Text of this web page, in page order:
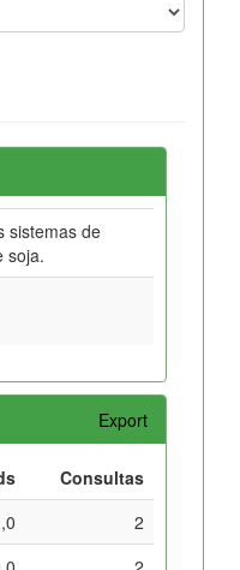
sistemas de
soja.
Export
Consultas
2